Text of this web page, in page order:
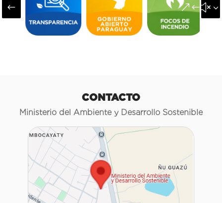
#
CONTACTO
Ministerio del Ambiente y Desarrollo Sostenible